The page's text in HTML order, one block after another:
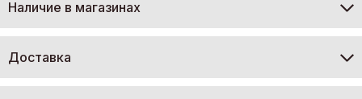
Наличие в магазинах
Доставка